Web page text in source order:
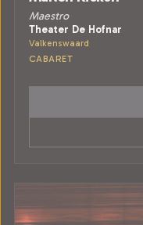
Maestro
Theater De Hofnar
Valkenswaard
CABARET